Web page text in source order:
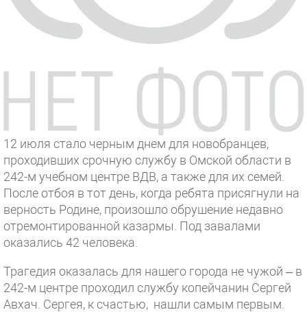
12 июля стало черным днем для новобранцев,
проходивших срочную службу в Омской области в
242-м учебном центре ВДВ, а также для их семей.
После отбоя в тот день, когда ребята присягнули на
верность Родине, произошло обрушение недавно
отремонтированной казармы. Под завалами
оказались 42 человека.
Трагедия оказалась для нашего города не чужой – в
242-м центре проходил службу копейчанин Сергей
Авхач. Сергея, к счастью, нашли самым первым.